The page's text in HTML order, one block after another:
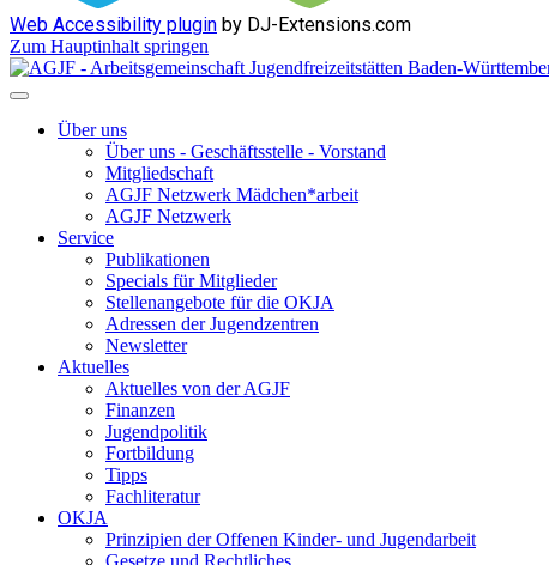
Web Accessibility plugin by DJ-Extensions.com
Zum Hauptinhalt springen
Über uns
Über uns - Geschäftsstelle - Vorstand
Mitgliedschaft
AGJF Netzwerk Mädchen*arbeit
AGJF Netzwerk
Service
Publikationen
Specials für Mitglieder
Stellenangebote für die OKJA
Adressen der Jugendzentren
Newsletter
Aktuelles
Aktuelles von der AGJF
Finanzen
Jugendpolitik
Fortbildung
Tipps
Fachliteratur
OKJA
Prinzipien der Offenen Kinder- und Jugendarbeit
Gesetze und Rechtliches